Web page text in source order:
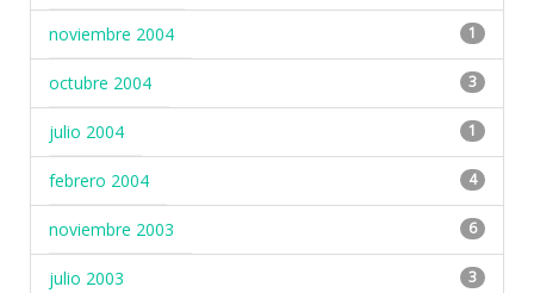
noviembre 2004 1
octubre 2004 3
julio 2004 1
febrero 2004 4
noviembre 2003 6
julio 2003 3